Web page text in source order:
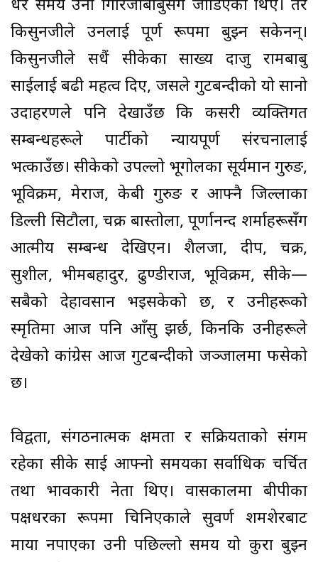
धेरै समय उनी गिरिजाबाबुसँग जोडिएका थिए। तर
किसुनजीले उनलाई पूर्ण रूपमा बुझ्न सकेनन्।
किसुनजीले सधैं सीकेका साख्य दाजु रामबाबु
प्रसाईलाई बढी महत्व दिए, जसले गुटबन्दीको यो सानो
उदाहरणले पनि देखाउँछ कि कसरी व्यक्तिगत
सम्बन्धहरूले पार्टीको न्यायपूर्ण संरचनालाई
भत्काउँछ। सीकेको उपल्लो भूगोलका सूर्यमान गुरुङ,
भूविक्रम, प्रेमराज, केबी गुरुङ र आफ्नै जिल्लाका
डिल्ली सिटौला, चक्र बास्तोला, पूर्णानन्द शर्माहरूसँग
आत्मीय सम्बन्ध देखिएन। शैलजा, प्रदीप, चक्र,
सुशील, भीमबहादुर, ढुण्डीराज, भूविक्रम, सीके—
सबैको देहावसान भइसकेको छ, र उनीहरूको
स्मृतिमा आज पनि आँसु झर्छ, किनकि उनीहरूले
देखेको कांग्रेस आज गुटबन्दीको जञ्जालमा फसेको
छ।
विद्वता, संगठनात्मक क्षमता र सक्रियताको संगम
रहेका सीके प्रसाई आफ्नो समयका सर्वाधिक चर्चित
तथा प्रभावकारी नेता थिए। प्रवासकालमा बीपीका
पक्षधरका रूपमा चिनिएकाले सुवर्ण शमशेरबाट
माया नपाएका उनी पछिल्लो समय यो कुरा बुझ्न